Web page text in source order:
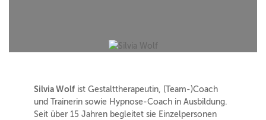
Silvia Wolfist Gestalttherapeutin, (Team-)Coach
und Trainerin sowie Hypnose-Coach in Ausbildung.
Seit über 15 Jahren begleitet sie Einzelpersonen